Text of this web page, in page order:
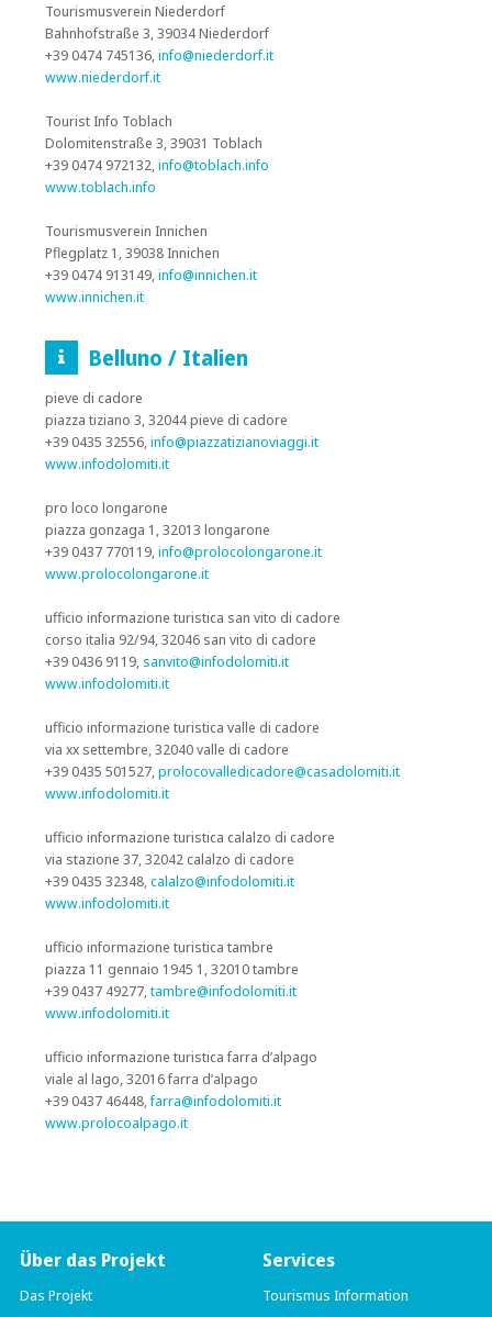
Tourismusverein Niederdorf
Bahnhofstraße 3, 39034 Niederdorf
+39 0474 745136,info@niederdorf.it
www.niederdorf.it
Tourist Info Toblach
Dolomitenstraße 3, 39031 Toblach
+39 0474 972132,info@toblach.info
www.toblach.info
Tourismusverein Innichen
Pflegplatz 1, 39038 Innichen
+39 0474 913149,info@innichen.it
www.innichen.it
Belluno / Italien
pieve di cadore
piazza tiziano 3, 32044 pieve di cadore
+39 0435 32556,info@piazzatizianoviaggi.it
www.infodolomiti.it
pro loco longarone
piazza gonzaga 1, 32013 longarone
+39 0437 770119,info@prolocolongarone.it
www.prolocolongarone.it
ufficio informazione turistica san vito di cadore
corso italia 92/94, 32046 san vito di cadore
+39 0436 9119,sanvito@infodolomiti.it
www.infodolomiti.it
ufficio informazione turistica valle di cadore
via xx settembre, 32040 valle di cadore
+39 0435 501527,prolocovalledicadore@casadolomiti.it
www.infodolomiti.it
ufficio informazione turistica calalzo di cadore
via stazione 37, 32042 calalzo di cadore
+39 0435 32348,calalzo@infodolomiti.it
www.infodolomiti.it
ufficio informazione turistica tambre
piazza 11 gennaio 1945 1, 32010 tambre
+39 0437 49277,tambre@infodolomiti.it
www.infodolomiti.it
ufficio informazione turistica farra d’alpago
viale al lago, 32016 farra d’alpago
+39 0437 46448,farra@infodolomiti.it
www.prolocoalpago.it
Über das Projekt
Das Projekt
Services
Tourismus Information